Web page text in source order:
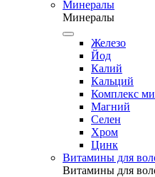
Минералы
Минералы
Железо
Йод
Калий
Кальций
Комплекс
Магний
Селен
Хром
Цинк
Витамины для
Витамины для